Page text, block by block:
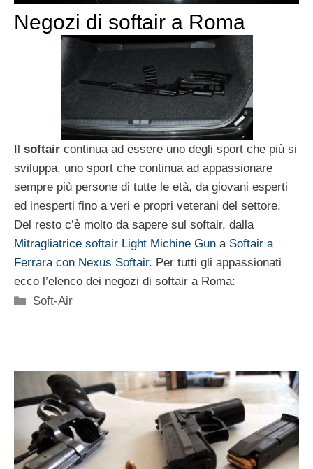
Negozi di softair a Roma
softair continua ad essere uno degli sport che più si
sviluppa, uno sport che continua ad appassionare
sempre più persone di tutte le età, da giovani esperti
ed inesperti fino a veri e propri veterani del settore.
Del resto c’è molto da sapere sul softair, dalla
Mitragliatrice softair Light Michine Gun a Softair a
Ferrara con Nexus Softair. Per tutti gli appassionati
ecco l’elenco dei negozi di softair a Roma:
Categorie
Soft-Air